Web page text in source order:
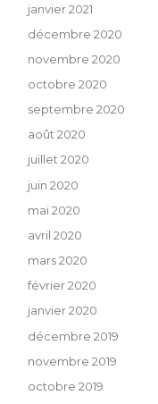
janvier 2021
décembre 2020
novembre 2020
octobre 2020
septembre 2020
août 2020
juillet 2020
juin 2020
mai 2020
avril 2020
mars 2020
février 2020
janvier 2020
décembre 2019
novembre 2019
octobre 2019